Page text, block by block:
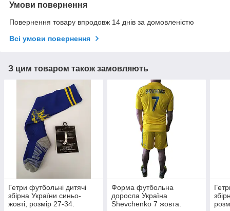
Умови повернення
Повернення товару впродовж 14 днів за домовленістю
Всі умови повернення
З цим товаром також замовляють
Гетри футбольні дитячі
збірна України синьо-
жовті, розмір 27-34.
Форма футбольна
доросла Україна
Shevchenko 7 жовта.